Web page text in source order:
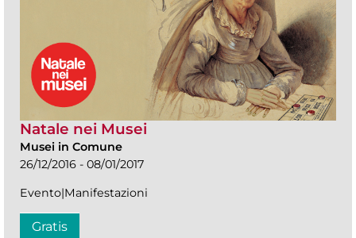
Natale nei Musei
Musei in Comune
26/12/2016 - 08/01/2017
Evento|Manifestazioni
Gratis